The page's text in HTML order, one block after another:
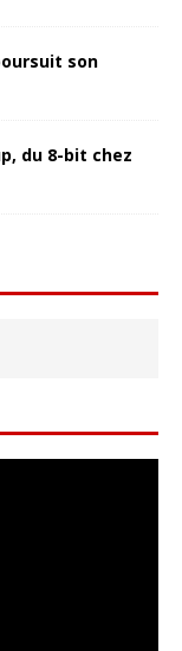
son
du 8-bit chez